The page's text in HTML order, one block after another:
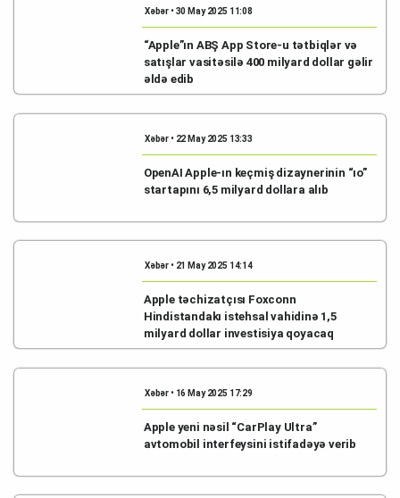
Xəbər • 30 May 2025 11:08
“Apple”ın ABŞ App Store-u tətbiqlər və
satışlar vasitəsilə 400 milyard dollar gəlir
əldə edib
Xəbər • 22 May 2025 13:33
OpenAI Apple-ın keçmiş dizaynerinin “ıo”
startapını 6,5 milyard dollara alıb
Xəbər • 21 May 2025 14:14
Apple təchizatçısı Foxconn
Hindistandakı istehsal vahidinə 1,5
milyard dollar investisiya qoyacaq
Xəbər • 16 May 2025 17:29
Apple yeni nəsil “CarPlay Ultra”
avtomobil interfeysini istifadəyə verib